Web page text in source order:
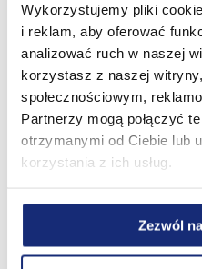
Wykorzystujemy pliki
i reklam, aby oferować
analizować ruch w naszej
korzystasz z naszej
społecznościowym,
Partnerzy mogą połączyć
otrzymanymi od Ciebie lub
korzystania z ich usług.
Zezwól